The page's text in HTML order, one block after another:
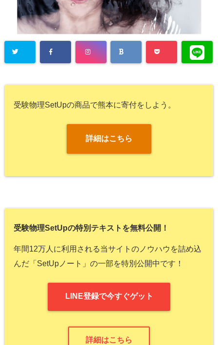
受験物理SetUpの商品で熊本に寄付をしよう。
詳細はこちら
受験物理SetUpの特別テキストを無料公開！
年間12万人に利用される当サイトのノウハウを詰め込
んだ「SetUpノート」の一部を特別公開中です！
LINE登録で今すぐゲット
詳細はこちら